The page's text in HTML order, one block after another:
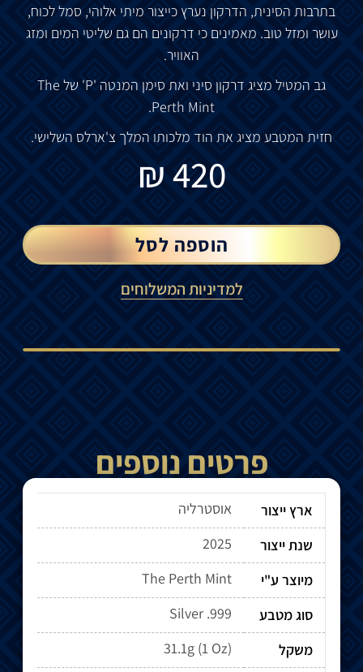
בתרבות הסינית, הדרקון נערץ כייצור מיתי אלוהי, סמללכוח,
עושר ומזל טוב. מאמינים כי דרקונים הם גם שליטי המים ומזג
האוויר.
גב המטיל מציג דרקון סיני ואת סימן המנטה 'P' של The
Perth Mint.
חזית המטבע מציג את הוד מלכותו המלך צ'ארלס השלישי.
420
₪
הוספה לסל
למדיניות המשלוחים
פרטים נוספים
ארץ ייצור
אוסטרליה
שנת ייצור
2025
מיוצר ע"י
The Perth Mint
סוג מטבע
Silver .999
משקל
31.1g (1 Oz)